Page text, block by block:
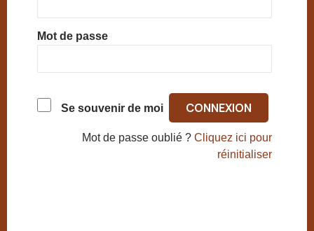
Mot de passe
Se souvenir de moi
Mot de passe oublié ?Cliquez ici pour
réinitialiser